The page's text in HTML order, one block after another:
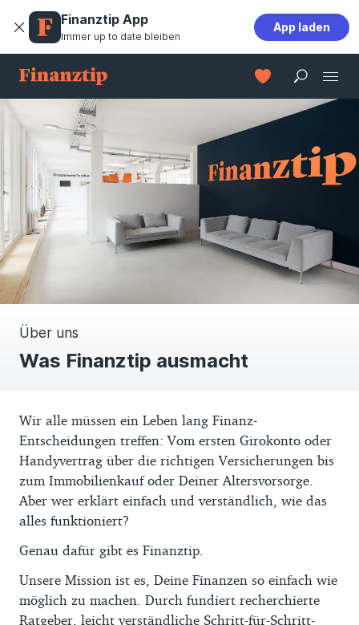
Finanztip App
Immer up to date bleiben
App laden
Über uns
Was Finanztip ausmacht
Wir alle müssen ein Leben lang Finanz-
Entscheidungen treffen: Vom ersten Girokonto oder
Handyvertrag über die richtigen Versicherungen bis
zum Immobilienkauf oder Deiner Altersvorsorge.
Aber wer erklärt einfach und verständlich, wie das
alles funktioniert?
Genau dafür gibt es Finanztip.
Unsere Mission ist es, Deine Finanzen so einfach wie
möglich zu machen. Durch fundiert recherchierte
Ratgeber, leicht verständliche Schritt-für-Schritt-